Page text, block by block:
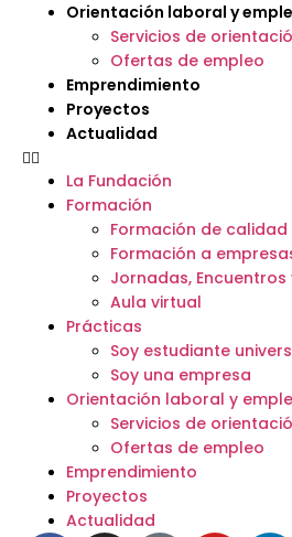
Orientación laboral y
Servicios de
Ofertas de empleo
Emprendimiento
Proyectos
Actualidad
La Fundación
Formación
Formación de calidad
Formación a
Jornadas, Encuentros
Aula virtual
Prácticas
Soy estudiante
Soy una empresa
Orientación laboral y
Servicios de
Ofertas de empleo
Emprendimiento
Proyectos
Actualidad